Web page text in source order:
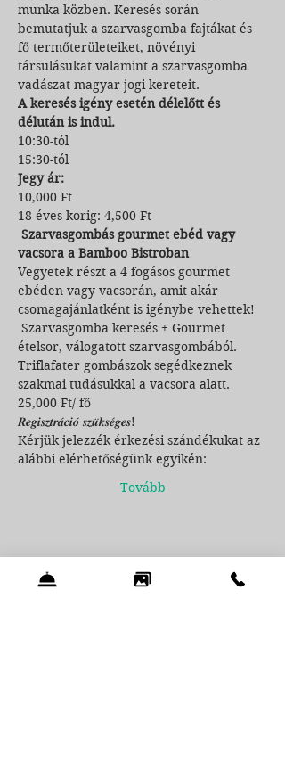
munka közben. Keresés során
bemutatjuk a szarvasgomba fajtákat és
fő termőterületeiket, növényi
társulásukat valamint a szarvasgomba
vadászat magyar jogi kereteit.
A keresés igény esetén délelőtt és
délután is indul.
10:30-tól
15:30-tól
Jegy ár:
10,000 Ft
18 éves korig: 4,500 Ft
Szarvasgombás gourmet ebéd vagy
vacsora a Bamboo Bistroban
Vegyetek részt a 4 fogásos gourmet
ebéden vagy vacsorán, amit akár
csomagajánlatként is igénybe vehettek!
ételsor, válogatott szarvasgombából.
Triflafater gombászok segédkeznek
szakmai tudásukkal a vacsora alatt.
25,000 Ft/ fő
𝑹𝒆𝒈𝒊𝒔𝒛𝒕𝒓𝒂́𝒄𝒊𝒐́ 𝒔𝒛𝒖̈𝒌𝒔𝒆́𝒈𝒆𝒔!
Kérjük jelezzék érkezési szándékukat az
alábbi elérhetőségünk egyikén:
Tovább
Esemény megosztása